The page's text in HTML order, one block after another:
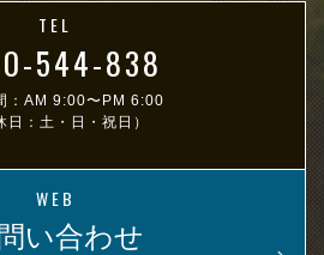
TEL
544-838
：AM 9:00〜PM 6:00
日：土・日・祝日）
WEB
い合わせ